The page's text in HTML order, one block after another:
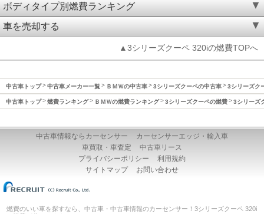
ボディタイプ別燃費ランキング
車を売却する
▲3シリーズクーペ 320iの燃費TOPへ
中古車トップ 中古車メーカー一覧 ＢＭＷの中古車 3シリーズクーペの中古車 3シリーズク
中古車トップ 燃費ランキング ＢＭＷの燃費ランキング 3シリーズクーペの燃費 3シリーズ
中古車情報ならカーセンサー
カーセンサーエッジ・輸入車
車買取・車査定
中古車リース
プライバシーポリシー
利用規約
サイトマップ
お問い合わせ
燃費のいい車を探すなら、中古車・中古車情報のカーセンサー！3シリーズクーペ 320i